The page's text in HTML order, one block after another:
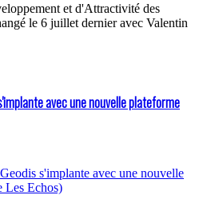
et d'Attractivité des
le 6 juillet dernier avec Valentin
avec une nouvelle plateforme